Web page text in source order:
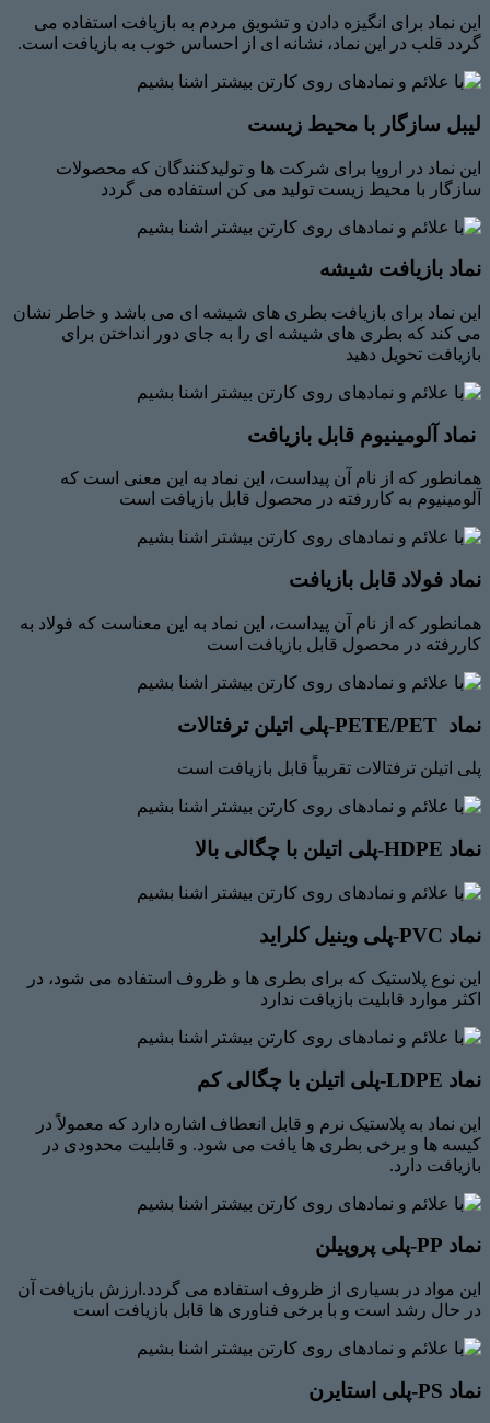
این نماد برای انگیزه دادن و تشویق مردم به بازیافت استفاده می
گردد قلب در این نماد، نشانه ای از احساس خوب به بازیافت است.
لیبل سازگار با محیط زیست
این نماد در اروپا برای شرکت ها و تولیدکنندگان که محصولات
سازگار با محیط زیست تولید می کن استفاده می گردد
نماد بازیافت شیشه
این نماد برای بازیافت بطری های شیشه ای می باشد و خاطر نشان
می کند که بطری های شیشه ای را به جای دور انداختن برای
بازیافت تحویل دهید
نماد آلومینیوم قابل بازیافت
همانطور که از نام آن پیداست، این نماد به این معنی است که
آلومینیوم به کاررفته در محصول قابل بازیافت است
نماد فولاد قابل بازیافت
همانطور که از نام آن پیداست، این نماد به این معناست که فولاد به
کاررفته در محصول قابل بازیافت است
نماد PETE/PET-پلی اتیلن ترفتالات
پلی اتیلن ترفتالات تقربیاً قابل بازیافت است
نماد HDPE-پلی اتیلن با چگالی بالا
نماد PVC-پلی وینیل کلراید
این نوع پلاستیک که برای بطری ها و ظروف استفاده می شود، در
اکثر موارد قابلیت بازیافت ندارد
نماد LDPE-پلی اتیلن با چگالی کم
این نماد به پلاستیک نرم و قابل انعطاف اشاره دارد که معمولاً در
کیسه ها و برخی بطری ها یافت می شود. و قابلیت محدودی در
بازیافت دارد.
نماد PP-پلی پروپیلن
این مواد در بسیاری از ظروف استفاده می گردد.ارزش بازیافت آن
در حال رشد است و با برخی فناوری ها قابل بازیافت است
نماد PS-پلی استایرن